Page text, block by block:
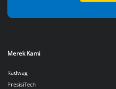
Merek Kami
Radwag
PresisiTech